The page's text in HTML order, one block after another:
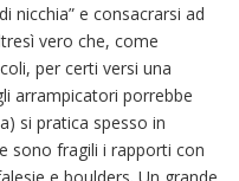
nicchia” e consacrarsi ad
vero che, come
per certi versi una
arrampicatori porrebbe
si pratica spesso in
sono fragili i rapporti con